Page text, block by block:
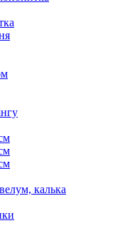
калька